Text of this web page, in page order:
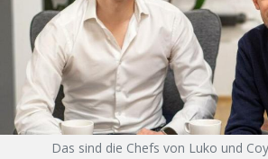
Das sind die Chefs von Luko und